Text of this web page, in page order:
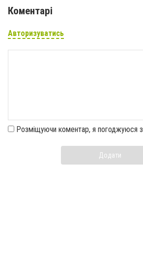
Коментарі
Авторизуватись
Розміщуючи коментар, я погоджуюся з
Додати